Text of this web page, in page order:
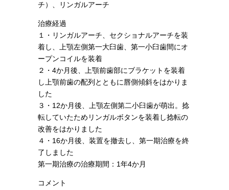
チ）、リンガルアーチ
治療経過
１・リンガルアーチ、セクショナルアーチを装
着し、上顎左側第一大臼歯、第一小臼歯間にオ
ープンコイルを装着
２・4か月後、上顎前歯部にブラケットを装着
し上顎前歯の配列とともに唇側傾斜をはかりま
した
３・12か月後、上顎左側第二小臼歯が萌出。捻
転していたためリンガルボタンを装着し捻転の
改善をはかりました
４・16か月後、装置を撤去し、第一期治療を終
了しました
第一期治療の治療期間：1年4か月
コメント